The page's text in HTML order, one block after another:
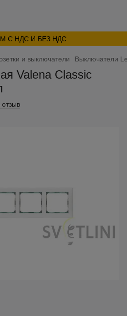
С НДС И БЕЗ НДС
и выключатели Выключатели
Valena Classic
отзыв